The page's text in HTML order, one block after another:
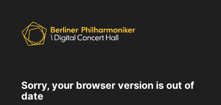
Sorry, your browser version is out of
date